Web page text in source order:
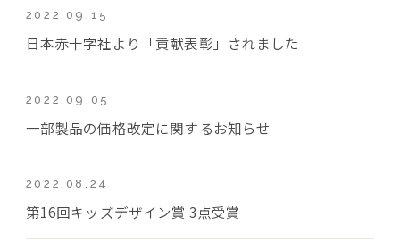
2022.09.15
日本赤十字社より「貢献表彰」されました
2022.09.05
一部製品の価格改定に関するお知らせ
2022.08.24
第16回キッズデザイン賞 3点受賞